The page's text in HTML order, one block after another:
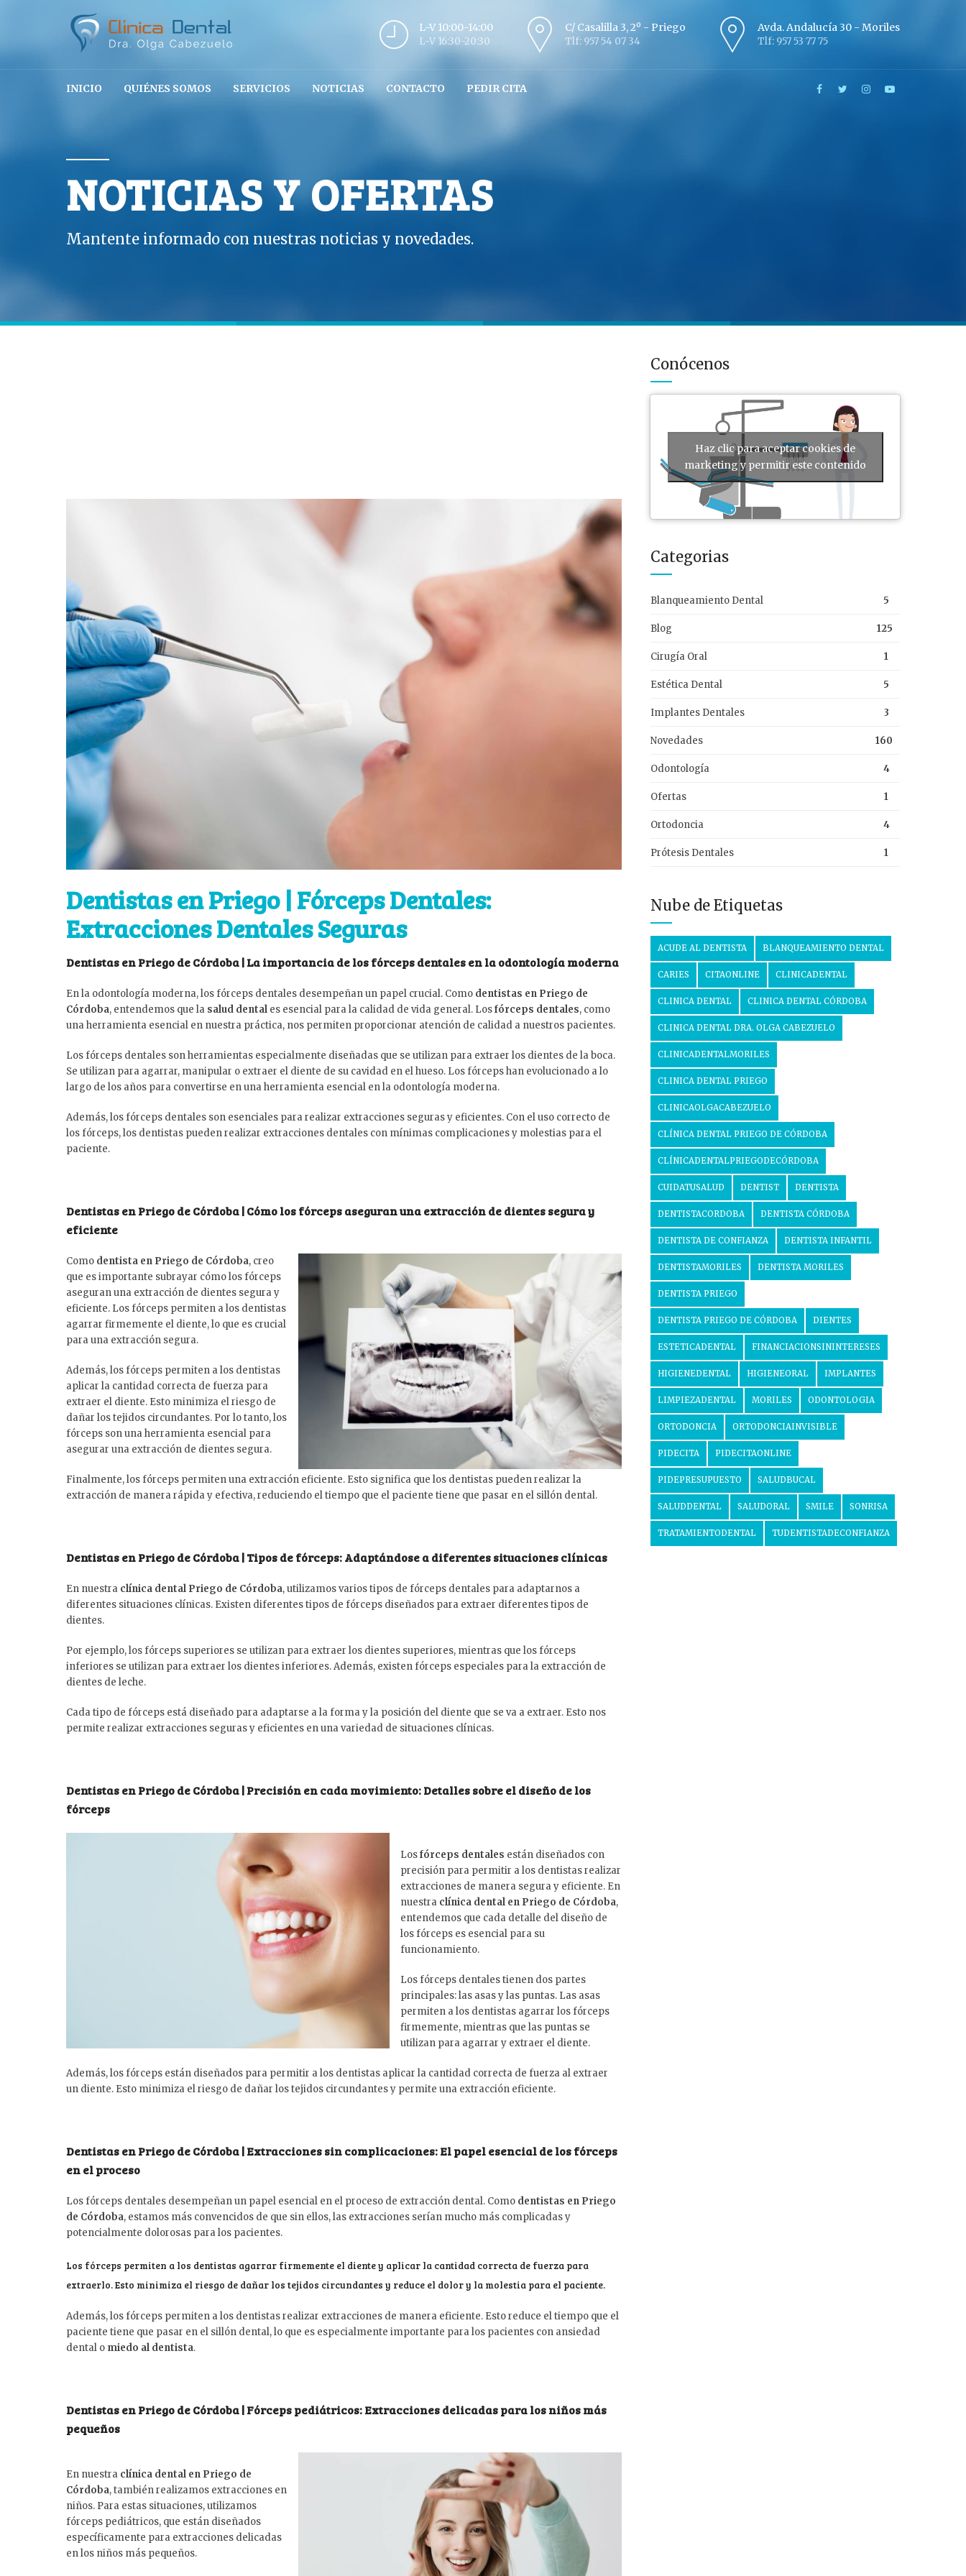
L-V 10:00-14:00
L-V 16:30-20:30
C/ Casalilla 3, 2º - Priego
Tlf: 957 54 07 34
Avda. Andalucía 30 - Moriles
Tlf: 957 53 77 75
INICIO QUIÉNES SOMOS SERVICIOS NOTICIAS CONTACTO PEDIR CITA
NOTICIAS Y OFERTAS
Mantente informado con nuestras noticias y novedades.
Dentistas en Priego | Fórceps Dentales:
Extracciones Dentales Seguras
Dentistas en Priego de Córdoba | La importancia de los fórceps dentales en la odontología moderna
En la odontología moderna, los fórceps dentales desempeñan un papel crucial. Como dentistas en Priego de
Córdoba, entendemos que la salud dental es esencial para la calidad de vida general. Losfórceps dentales, como
una herramienta esencial en nuestra práctica, nos permiten proporcionar atención de calidad a nuestros pacientes.
Los fórceps dentales son herramientas especialmente diseñadas que se utilizan para extraer los dientes de la boca.
Se utilizan para agarrar, manipular o extraer el diente de su cavidad en el hueso. Los fórceps han evolucionado a lo
largo de los años para convertirse en una herramienta esencial en la odontología moderna.
Además, los fórceps dentales son esenciales para realizar extracciones seguras y eficientes. Con el uso correcto de
los fórceps, los dentistas pueden realizar extracciones dentales con mínimas complicaciones y molestias para el
paciente.
Dentistas en Priego de Córdoba | Cómo los fórceps aseguran una extracción de dientes segura y
eficiente
Como dentista en Priego de Córdoba, creo
que es importante subrayar cómo los fórceps
aseguran una extracción de dientes segura y
eficiente. Los fórceps permiten a los dentistas
agarrar firmemente el diente, lo que es crucial
para una extracción segura.
Además, los fórceps permiten a los dentistas
aplicar la cantidad correcta de fuerza para
extraer el diente. Esto minimiza el riesgo de
dañar los tejidos circundantes. Por lo tanto, los
fórceps son una herramienta esencial para
asegurar una extracción de dientes segura.
Finalmente, los fórceps permiten una extracción eficiente. Esto significa que los dentistas pueden realizar la
extracción de manera rápida y efectiva, reduciendo el tiempo que el paciente tiene que pasar en el sillón dental.
Dentistas en Priego de Córdoba | Tipos de fórceps: Adaptándose a diferentes situaciones clínicas
En nuestra clínica dental Priego de Córdoba, utilizamos varios tipos de fórceps dentales para adaptarnos a
diferentes situaciones clínicas. Existen diferentes tipos de fórceps diseñados para extraer diferentes tipos de
dientes.
Por ejemplo, los fórceps superiores se utilizan para extraer los dientes superiores, mientras que los fórceps
inferiores se utilizan para extraer los dientes inferiores. Además, existen fórceps especiales para la extracción de
dientes de leche.
Cada tipo de fórceps está diseñado para adaptarse a la forma y la posición del diente que se va a extraer. Esto nos
permite realizar extracciones seguras y eficientes en una variedad de situaciones clínicas.
Dentistas en Priego de Córdoba | Precisión en cada movimiento: Detalles sobre el diseño de los
fórceps
Losfórceps dentales están diseñados con
precisión para permitir a los dentistas realizar
extracciones de manera segura y eficiente. En
nuestra clínica dental en Priego de Córdoba,
entendemos que cada detalle del diseño de
los fórceps es esencial para su
funcionamiento.
Los fórceps dentales tienen dos partes
principales: las asas y las puntas. Las asas
permiten a los dentistas agarrar los fórceps
firmemente, mientras que las puntas se
utilizan para agarrar y extraer el diente.
Además, los fórceps están diseñados para permitir a los dentistas aplicar la cantidad correcta de fuerza al extraer
un diente. Esto minimiza el riesgo de dañar los tejidos circundantes y permite una extracción eficiente.
Dentistas en Priego de Córdoba | Extracciones sin complicaciones: El papel esencial de los fórceps
en el proceso
Los fórceps dentales desempeñan un papel esencial en el proceso de extracción dental. Como dentistas en Priego
de Córdoba, estamos más convencidos de que sin ellos, las extracciones serían mucho más complicadas y
potencialmente dolorosas para los pacientes.
Los fórceps permiten a los dentistas agarrar firmemente el diente y aplicar la cantidad correcta de fuerza para
extraerlo. Esto minimiza el riesgo de dañar los tejidos circundantes y reduce el dolor y la molestia para el paciente.
Además, los fórceps permiten a los dentistas realizar extracciones de manera eficiente. Esto reduce el tiempo que el
paciente tiene que pasar en el sillón dental, lo que es especialmente importante para los pacientes con ansiedad
dental o miedo al dentista.
Dentistas en Priego de Córdoba | Fórceps pediátricos: Extracciones delicadas para los niños más
pequeños
En nuestra clínica dental en Priego de
Córdoba, también realizamos extracciones en
niños. Para estas situaciones, utilizamos
fórceps pediátricos, que están diseñados
específicamente para extracciones delicadas
en los niños más pequeños.
Conócenos
Haz clic para aceptar cookies de
marketing y permitir este contenido
Categorias
Blanqueamiento Dental 5
Blog 125
Cirugía Oral 1
Estética Dental 5
Implantes Dentales 3
Novedades 160
Odontología 4
Ofertas 1
Ortodoncia 4
Prótesis Dentales 1
Nube de Etiquetas
ACUDE AL DENTISTA BLANQUEAMIENTO DENTAL
CARIES CITAONLINE CLINICADENTAL
CLINICA DENTAL CLINICA DENTAL CÓRDOBA
CLINICA DENTAL DRA. OLGA CABEZUELO
CLINICADENTALMORILES
CLINICA DENTAL PRIEGO
CLINICAOLGACABEZUELO
CLÍNICA DENTAL PRIEGO DE CÓRDOBA
CLÍNICADENTALPRIEGODECÓRDOBA
CUIDATUSALUD DENTIST DENTISTA
DENTISTACORDOBA DENTISTA CÓRDOBA
DENTISTA DE CONFIANZA DENTISTA INFANTIL
DENTISTAMORILES DENTISTA MORILES
DENTISTA PRIEGO
DENTISTA PRIEGO DE CÓRDOBA DIENTES
ESTETICADENTAL FINANCIACIONSININTERESES
HIGIENEDENTAL HIGIENEORAL IMPLANTES
LIMPIEZADENTAL MORILES ODONTOLOGIA
ORTODONCIA ORTODONCIAINVISIBLE
PIDECITA PIDECITAONLINE
PIDEPRESUPUESTO SALUDBUCAL
SALUDDENTAL SALUDORAL SMILE SONRISA
TRATAMIENTODENTAL TUDENTISTADECONFIANZA